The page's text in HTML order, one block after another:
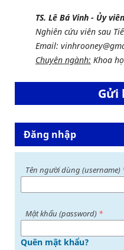
TS. Lê Bá Vinh - Ủy
Nghiên cứu viên sau
Email:
Chuyên ngành: Khoa
Gửi
Đăng nhập
Tên người dùng (username)
Mật khấu (password) *
Quên mật khẩu?